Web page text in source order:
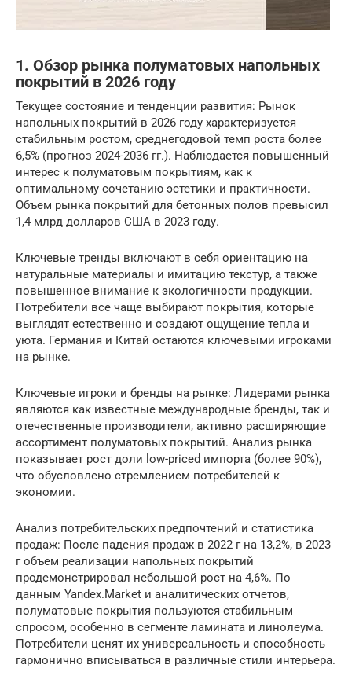
1. Обзор рынка полуматовых напольных
покрытий в 2026 году
Текущее состояние и тенденции развития: Рынок
напольных покрытий в 2026 году характеризуется
стабильным ростом, среднегодовой темп роста более
6,5% (прогноз 2024-2036 гг.). Наблюдается повышенный
интерес к полуматовым покрытиям, как к
оптимальному сочетанию эстетики и практичности.
Объем рынка покрытий для бетонных полов превысил
1,4 млрд долларов США в 2023 году.
Ключевые тренды включают в себя ориентацию на
натуральные материалы и имитацию текстур, а также
повышенное внимание к экологичности продукции.
Потребители все чаще выбирают покрытия, которые
выглядят естественно и создают ощущение тепла и
уюта. Германия и Китай остаются ключевыми игроками
на рынке.
Ключевые игроки и бренды на рынке: Лидерами рынка
являются как известные международные бренды, так и
отечественные производители, активно расширяющие
ассортимент полуматовых покрытий. Анализ рынка
показывает рост доли low-priced импорта (более 90%),
что обусловлено стремлением потребителей к
экономии.
Анализ потребительских предпочтений и статистика
продаж: После падения продаж в 2022 г на 13,2%, в 2023
г объем реализации напольных покрытий
продемонстрировал небольшой рост на 4,6%. По
данным Yandex.Market и аналитических отчетов,
полуматовые покрытия пользуются стабильным
спросом, особенно в сегменте ламината и линолеума.
Потребители ценят их универсальность и способность
гармонично вписываться в различные стили интерьера.